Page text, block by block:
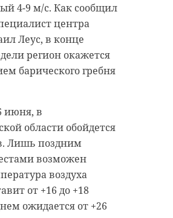
4-9 м/с. Как сообщил
центра
Леус, в конце
регион окажется
барического гребня
июня, в
области обойдется
Лишь поздним
возможен
воздуха
от +16 до +18
ожидается от +26
людям на глаза.
дворе появился
в Вашей помощи
- отметил в
биолог и автор
Все, что люди могут
птенца, - это не
его.
посоветовал
стороной - за
присматривают
Вырской мызы
поэзии Владимира
на
продолжается.
мыза в селе
Набокова.
место писатель
настоящей малой
мысе он
первое
Здесь же
многие образы его